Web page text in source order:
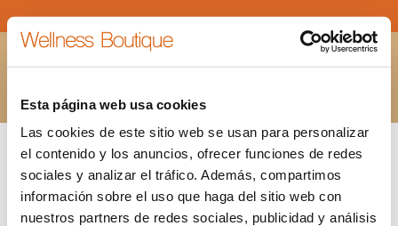
Esta página web usa cookies
Las cookies de este sitio web se usan para personalizar
el contenido y los anuncios, ofrecer funciones de redes
sociales y analizar el tráfico. Además, compartimos
información sobre el uso que haga del sitio web con
nuestros partners de redes sociales, publicidad y análisis
IMG_1176-2